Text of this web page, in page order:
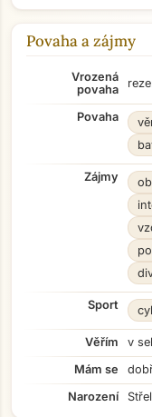
Povaha a zájmy
Vrozená
povaha
Povaha
Zájmy
Sport
Věřím
v
Mám se
Narození